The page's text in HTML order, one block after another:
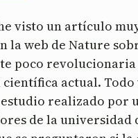
visto un artículo
la web de Nature
poco revolucionaria
actual. Todo
realizado por
de la universidad